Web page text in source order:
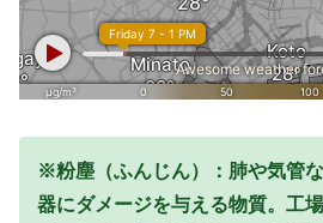
※粉塵（ふんじん）：肺や気管
器にダメージを与える物質。工